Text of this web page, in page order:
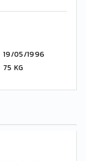
19/05/1996
75 KG